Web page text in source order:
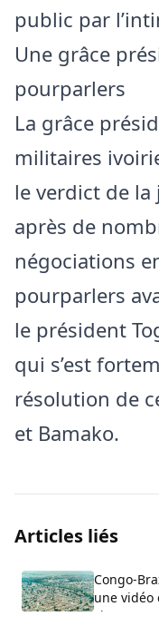
public par
Une grâce
pourparlers
La grâce
militaires
le verdict de
après de
négociations
pourparlers
le président
qui s’est
résolution de
et Bamako.
Articles liés
Congo-
une vidéo
visa